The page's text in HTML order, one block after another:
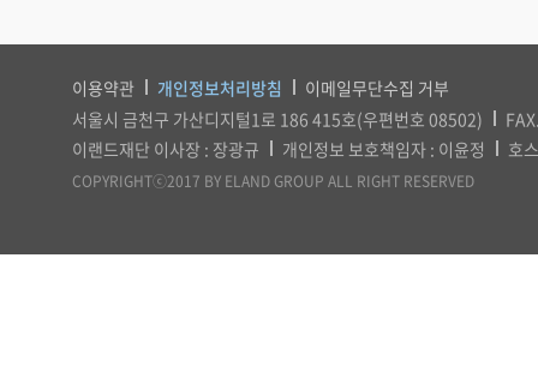
이용약관 개인정보처리방침
이메일무단수집 거부
서울시 금천구 가산디지털1로 186 415호(우편번호 08502)
이랜드재단 이사장 : 장광규
개인정보 보호책임자 : 이윤정 호
COPYRIGHTⓒ2017 BY ELAND GROUP ALL RIGHT RESERVED